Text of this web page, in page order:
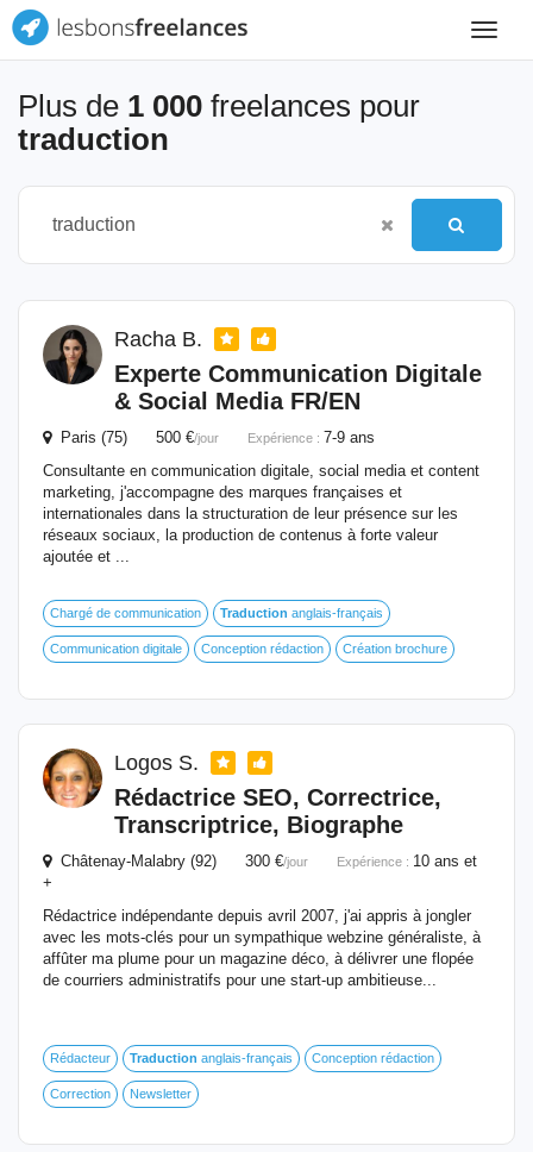
Toggle
Plus de 1 000 freelances pour
traduction
Racha B.
Experte Communication Digitale
& Social Media FR/EN
Paris (75) 500 €/jour Expérience : 7-9 ans
Consultante en communication digitale, social media et content
marketing, j'accompagne des marques françaises et
internationales dans la structuration de leur présence sur les
réseaux sociaux, la production de contenus à forte valeur
ajoutée et ...
Chargé de communication Traduction anglais-français
Communication digitale Conception rédaction Création brochure
Logos S.
Rédactrice SEO, Correctrice,
Transcriptrice, Biographe
Châtenay-Malabry (92) 300 €/jour Expérience : 10 ans et
+
Rédactrice indépendante depuis avril 2007, j'ai appris à jongler
avec les mots-clés pour un sympathique webzine généraliste, à
affûter ma plume pour un magazine déco, à délivrer une flopée
de courriers administratifs pour une start-up ambitieuse...
Rédacteur Traduction anglais-français Conception rédaction
Correction Newsletter